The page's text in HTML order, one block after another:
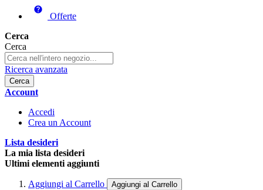
Offerte
Cerca
Cerca
Ricerca avanzata
Cerca
Account
Accedi
Crea un Account
Lista desideri
La mia lista desideri
Ultimi elementi aggiunti
Aggiungi al Carrello Aggiungi al Carrello